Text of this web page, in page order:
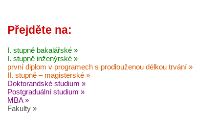
Přejděte na:
I. stupně bakalářské »
I. stupně inženýrské »
první diplom v programech s prodlouženou délkou trvání »
II. stupně – magisterské »
Doktorandské studium »
Postgraduální studium »
MBA »
Fakulty »